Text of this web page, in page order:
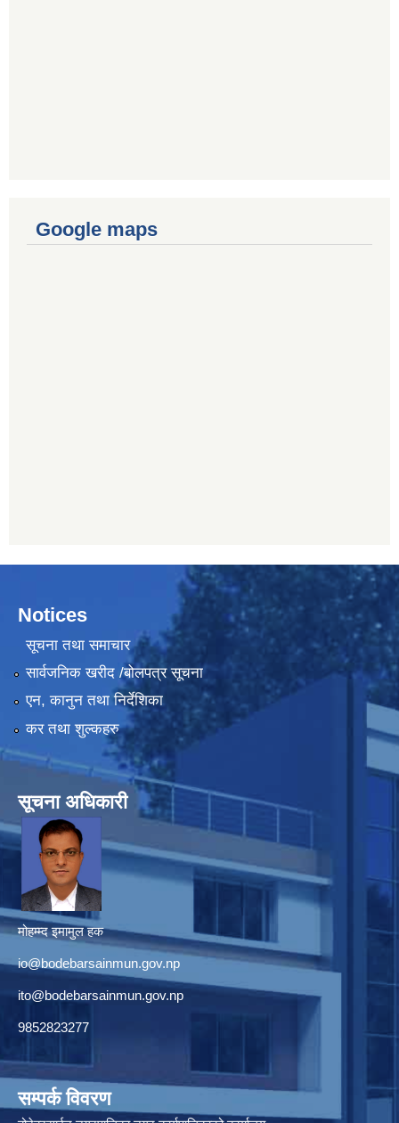
Google maps
Notices
सूचना तथा समाचार
सार्वजनिक खरीद /बोलपत्र सूचना
एन, कानुन तथा निर्देशिका
कर तथा शुल्कहरु
सूचना अधिकारी
मोहम्म्द इमामुल हक
io@bodebarsainmun.gov.np
ito@bodebarsainmun.gov.np
9852823277
सम्पर्क विवरण